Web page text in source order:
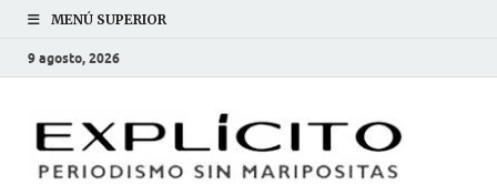
MENÚ SUPERIOR
9 agosto, 2026